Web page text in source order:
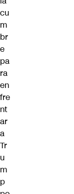
cu
m
br
e
pa
ra
en
fre
nt
ar
a
Tr
u
m
p